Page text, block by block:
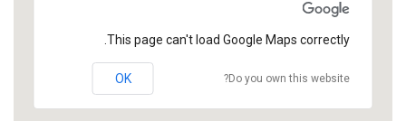
This page can't load Google Maps correctly.
Do you own this website?
OK